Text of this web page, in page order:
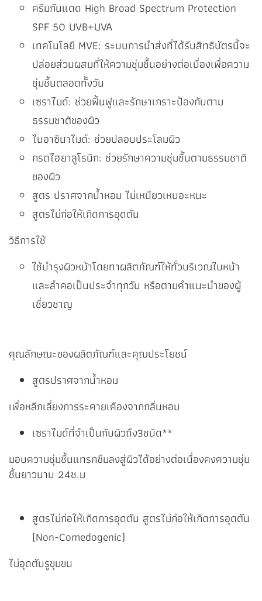
ครีมกันแดด High Broad Spectrum Protection
SPF 50 UVB+UVA
เทคโนโลยี MVE: ระบบการนำส่งที่ได้รับสิทธิบัตรนี้จะ
ปล่อยส่วนผสมที่ให้ความชุ่มชื้นอย่างต่อเนื่องเพื่อความ
ชุ่มชื้นตลอดทั้งวัน
เซราไมด์: ช่วยฟื้นฟูและรักษาเกราะป้องกันตาม
ธรรมชาติของผิว
ไนอาซินาไมด์: ช่วยปลอบประโลมผิว
กรดไฮยาลูโรนิก: ช่วยรักษาความชุ่มชื้นตามธรรมชาติ
ของผิว
สูตร ปราศจากน้ำหอม ไม่เหนียวเหนอะหนะ
สูตรไม่ก่อให้เกิดการอุดตัน
วิธีการใช้
ใช้บำรุงผิวหน้าโดยทาผลิตภัณฑ์ให้ทั่วบริเวณใบหน้า
และลำคอเป็นประจำทุกวัน หรือตามคำแนะนำของผู้
เชี่ยวชาญ
คุณลักษณะของผลิตภัณฑ์และคุณประโยชน์
สูตรปราศจากน้ำหอม
เพื่อหลีกเลี่ยงการระคายเคืองจากกลิ่นหอม
เซราไมด์ที่จำเป็นกับผิวถึง3ชนิด**​
มอบความชุ่มชื้นแทรกซึมลงสู่ผิวได้อย่างต่อเนื่องคงความชุ่ม
ชื้นยาวนาน 24ช.ม
สูตรไม่ก่อให้เกิดการอุดตัน​ สูตรไม่ก่อให้เกิดการอุดตัน
(Non-Comedogenic)​
ไม่อุดตันรูขุมขน